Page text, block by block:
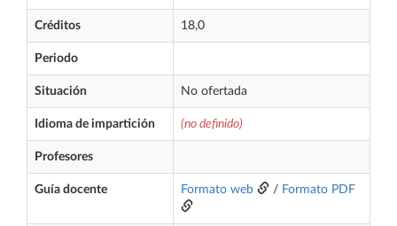
Créditos 18,0
Periodo
Situación No ofertada
Idioma de impartición (no definido)
Profesores
Guía docente Formato web / Formato PDF